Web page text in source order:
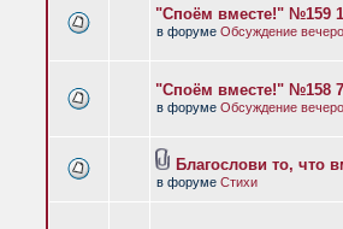
"Споём вместе!" №159
в форуме Обсуждение
"Споём вместе!" №158
в форуме Обсуждение
Благослови то, что
в форуме Стихи